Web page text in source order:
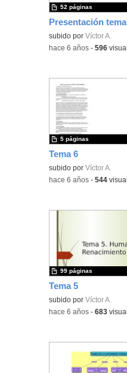
Presentación
subido porVíctor A.
52 páginas
-hace 6 años -596
Tema 6
subido porVíctor A.
5 páginas
-hace 6 años -544
Tema 5
subido porVíctor A.
99 páginas
-hace 6 años -683